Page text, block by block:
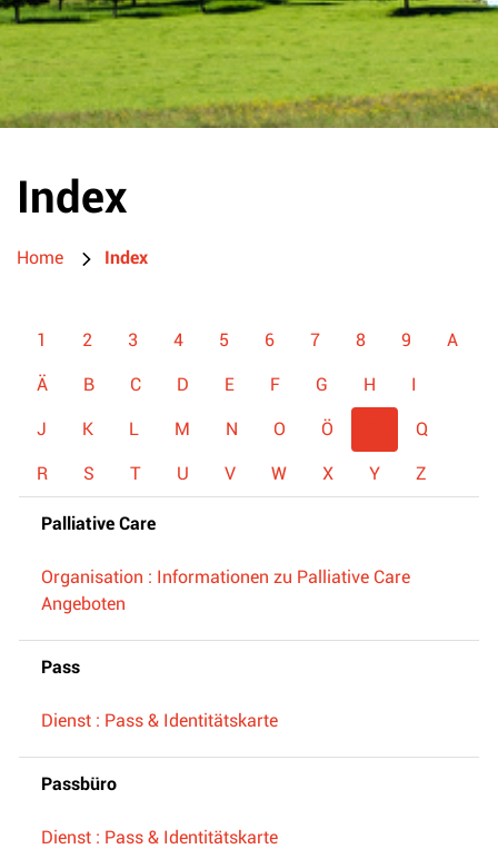
Index
Home Index
1 2 3 4 5 6 7 8 9 A
Ä B C D E F G H I
J K L M N O Ö Q
R S T U V W X Y Z
Palliative Care
Organisation : Informationen zu Palliative Care
Angeboten
Pass
Dienst : Pass & Identitätskarte
Passbüro
Dienst : Pass & Identitätskarte